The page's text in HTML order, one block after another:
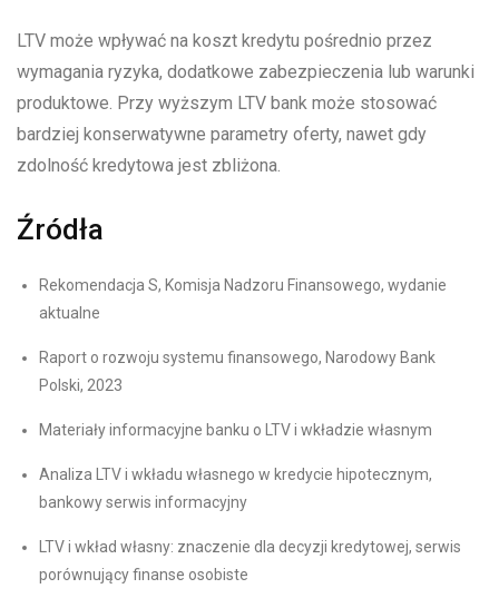
LTV może wpływać na koszt kredytu pośrednio przez
wymagania ryzyka, dodatkowe zabezpieczenia lub warunki
produktowe. Przy wyższym LTV bank może stosować
bardziej konserwatywne parametry oferty, nawet gdy
zdolność kredytowa jest zbliżona.
Źródła
Rekomendacja S, Komisja Nadzoru Finansowego, wydanie
aktualne
Raport o rozwoju systemu finansowego, Narodowy Bank
Polski, 2023
Materiały informacyjne banku o LTV i wkładzie własnym
Analiza LTV i wkładu własnego w kredycie hipotecznym,
bankowy serwis informacyjny
LTV i wkład własny: znaczenie dla decyzji kredytowej, serwis
porównujący finanse osobiste